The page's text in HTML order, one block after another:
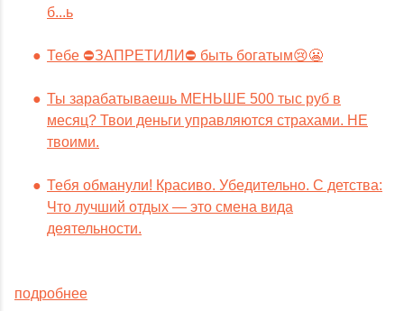
б...ь
Тебе ⛔️ЗАПРЕТИЛИ⛔️ быть богатым😢😬
Ты зарабатываешь МЕНЬШЕ 500 тыс руб в
месяц? Твои деньги управляются страхами. НЕ
твоими.
Тебя обманули! Красиво. Убедительно. С детства:
Что лучший отдых — это смена вида
деятельности.
подробнее